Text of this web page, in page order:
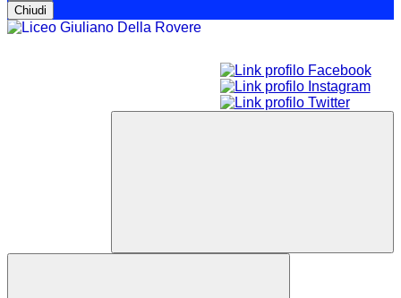
Chiudi